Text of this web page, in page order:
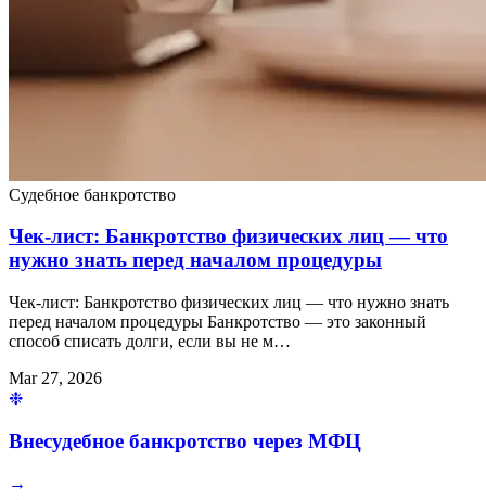
Судебное банкротство
Чек-лист: Банкротство физических лиц — что
нужно знать перед началом процедуры
Чек-лист: Банкротство физических лиц — что нужно знать
перед началом процедуры Банкротство — это законный
способ списать долги, если вы не м…
Mar 27, 2026
❉
Внесудебное банкротство через МФЦ
→